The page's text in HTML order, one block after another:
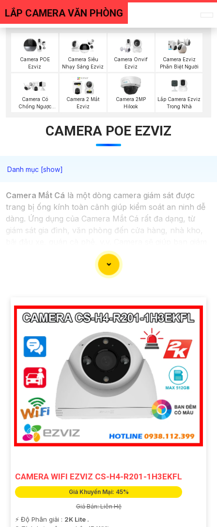
LẮP CAMERA VĂN PHÒNG
Camera POE
Ezviz
Camera Siêu
Nhạy Sáng Ezviz
Camera Onvif
Ezviz
Camera Ezviz
Phân Biệt Người
Camera Có
Chống Ngược
Camera 2 Mắt
Ezviz
Camera 2MP
Hilook
Lắp Camera Ezviz
Trong Nhà
CAMERA POE EZVIZ
Camera Mắt Cá là một dòng camera giám sát được
trang bị ống kính toàn cảnh giúp kiểm soát an ninh dễ
dàng. Ứng dụng của Camera Mắt Cá rất đa dạng, từ
giám sát gia đình, văn phòng đến cửa hàng, nhà kho,
sát và bảo vệ tài sản một cách hiệu quả và tiện lợi.
CAMERA WIFI EZVIZ CS-H4-R201-1H3EKFL
Giá Khuyến Mại: 45%
Giá Bán: Liên Hệ
️⚡ Độ Phân giải : 2K Lite .